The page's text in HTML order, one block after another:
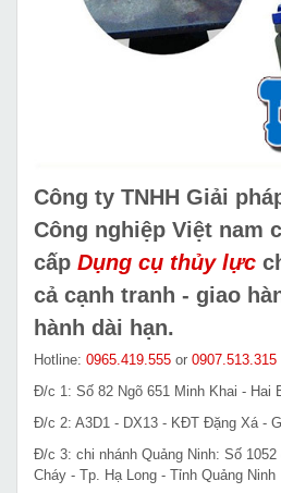
Công ty TNHH Giải
Công nghiệp Việt nam
cấp Dụng cụ thủy lực
cả cạnh tranh - giao
hành dài hạn.
Hotline: 0965.419.555 or 0907.513.315
Đ/c 1: Số 82 Ngõ 651 Minh Khai - Hai
Đ/c 2: A3D1 - DX13 - KĐT Đặng Xá -
Đ/c 3: chi nhánh Quảng Ninh: Số
Cháy - Tp. Hạ Long - Tỉnh Quảng Ninh